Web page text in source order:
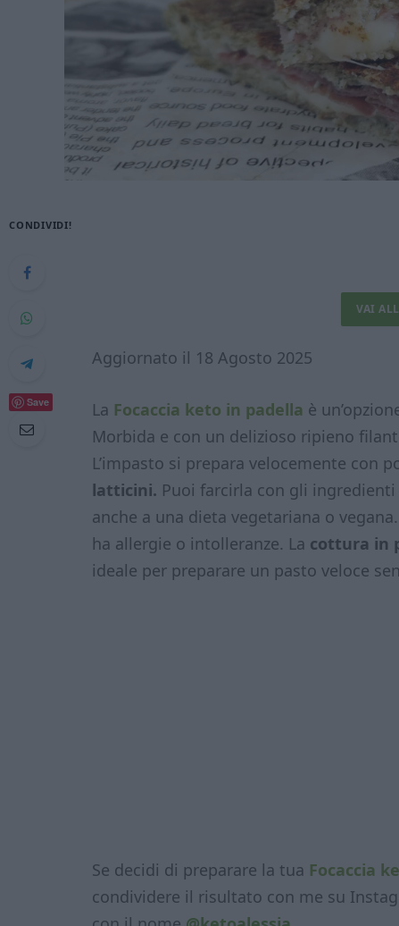
CONDIVIDI!
Save
VAI
Aggiornato il 18 Agosto 2025
La Focaccia keto in padella è
Morbida e con un delizioso ripieno
L’impasto si prepara velocemente con
latticini. Puoi farcirla con gli
anche a una dieta vegetariana o vegana.
ha allergie o intolleranze. La cottura in
ideale per preparare un pasto veloce
Se decidi di preparare la tua Focaccia
condividere il risultato con me su